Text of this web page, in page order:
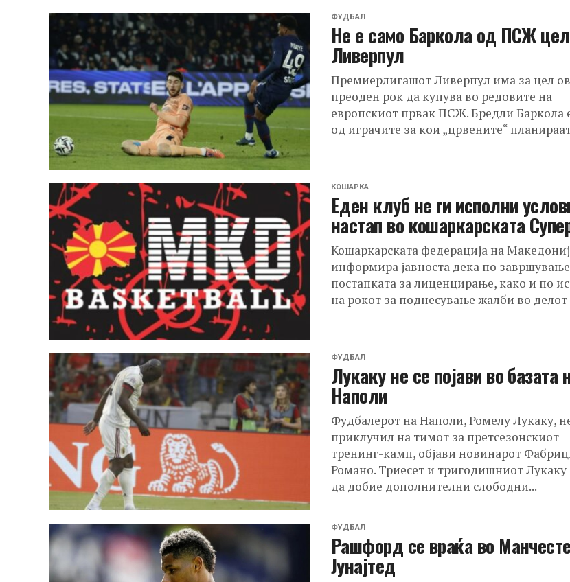
ФУДБАЛ
Не e само Баркола од ПСЖ
Ливерпул
Премиерлигашот Ливерпул има за цел
преоден рок да купува во редовите на
европскиот првак ПСЖ. Бредли Баркола
од играчите за кои „црвените“
КОШАРКА
Еден клуб не ги исполни
настап во кошаркарската
Кошаркарската федерација на
информира јавноста дека по
постапката за лиценцирање, како и по
на рокот за поднесување жалби во делот
ФУДБАЛ
Лукаку не се појави во базата
Наполи
Фудбалерот на Наполи, Ромелу Лукаку,
приклучил на тимот за претсезонскиот
тренинг-камп, објави новинарот
Романо. Триесет и тригодишниот
да добие дополнителни слободни...
ФУДБАЛ
Рашфорд се враќа во
Јунајтед